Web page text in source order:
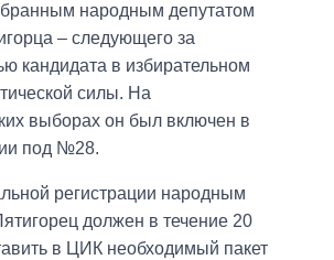
народным депутатом
– следующего за
кандидата в избирательном
силы. На
выборах он был включен в
под №28.
регистрации народным
должен в течение 20
в ЦИК необходимый пакет